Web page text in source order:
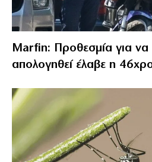
Marfin: Προθεσμία για να
απολογηθεί έλαβε η